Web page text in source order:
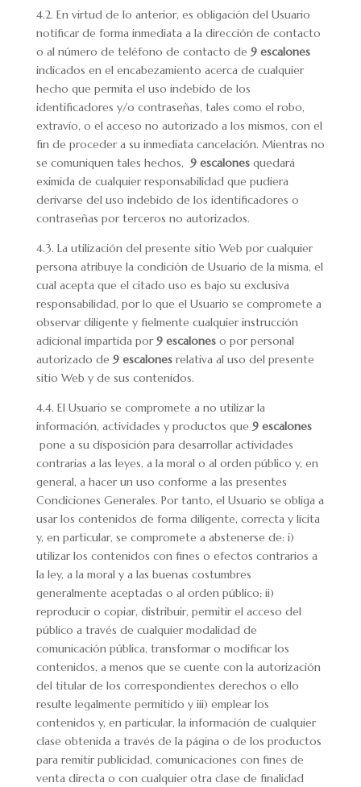
4.2. En virtud de lo anterior, es obligación del Usuario
notificar de forma inmediata a la dirección de contacto
o al número de teléfono de contacto de 9 escalones
indicados en el encabezamiento acerca de cualquier
hecho que permita el uso indebido de los
identificadores y/o contraseñas, tales como el robo,
extravío, o el acceso no autorizado a los mismos, con el
fin de proceder a su inmediata cancelación. Mientras no
se comuniquen tales hechos, 9 escalones quedará
eximida de cualquier responsabilidad que pudiera
derivarse del uso indebido de los identificadores o
contraseñas por terceros no autorizados.
4.3. La utilización del presente sitio Web por cualquier
persona atribuye la condición de Usuario de la misma, el
cual acepta que el citado uso es bajo su exclusiva
responsabilidad, por lo que el Usuario se compromete a
observar diligente y fielmente cualquier instrucción
adicional impartida por9 escalones o por personal
autorizado de 9 escalones relativa al uso del presente
sitio Web y de sus contenidos.
4.4. El Usuario se compromete a no utilizar la
información, actividades y productos que 9 escalones
pone a su disposición para desarrollar actividades
contrarias a las leyes, a la moral o al orden público y, en
general, a hacer un uso conforme a las presentes
Condiciones Generales. Por tanto, el Usuario se obliga a
usar los contenidos de forma diligente, correcta y lícita
y, en particular, se compromete a abstenerse de: i)
utilizar los contenidos con fines o efectos contrarios a
la ley, a la moral y a las buenas costumbres
generalmente aceptadas o al orden público; ii)
reproducir o copiar, distribuir, permitir el acceso del
público a través de cualquier modalidad de
comunicación pública, transformar o modificar los
contenidos, a menos que se cuente con la autorización
del titular de los correspondientes derechos o ello
resulte legalmente permitido y iii) emplear los
contenidos y, en particular, la información de cualquier
clase obtenida a través de la página o de los productos
para remitir publicidad, comunicaciones con fines de
venta directa o con cualquier otra clase de finalidad